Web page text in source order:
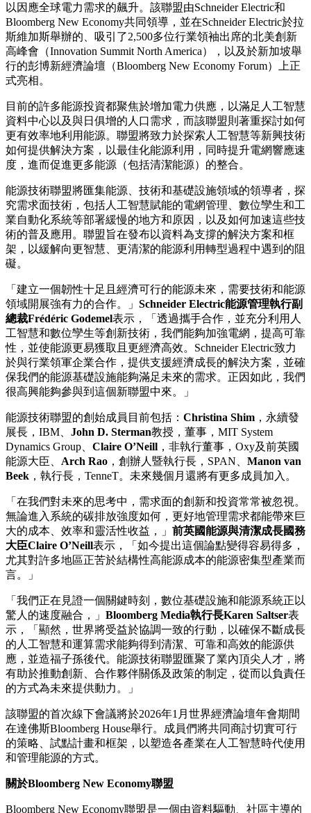
以因應全球電力需求的飆升。該聯盟由Schneider Electric和
Bloomberg New Economy共同領導，並在Schneider Electric於拉
斯維加斯舉辦的、吸引了2,500多位行業領袖出席的北美創新
高峰會（Innovation Summit North America），以及於新加坡舉
行的彭博新經濟論壇（Bloomberg New Economy Forum）上正
式亮相。
目前的許多能源投資都聚焦於增加電力供應，以滿足人工智慧
資料中心以及與日俱增的人口需求，而該聯盟則著重探討如何
更有效率地利用能源。聯盟將致力於探索人工智慧等新興技術
如何提供解決方案，以最佳化能源利用，同時提升電網響應速
度，進而促進更多能源（包括清潔能源）的整合。
能源技術聯盟將匯集能源、技術和基礎設施領域的領導者，探
究需求面技術，包括人工智慧賦能的電網管理、數位孿生和工
業自動化系統等部署緩慢的地方和原因，以及如何加速這些技
術的普及應用。聯盟旨在發布以資料為支撐的解決方案和框
架，以緩解向更智慧、更清潔的能源利用轉型過程中遇到的阻
礙。
「建立一個韌性十足且經濟可行的能源未來，需要技術和能源
領域開展強有力的合作。」 Schneider Electric能源管理執行副
總裁Frédéric Godemel表示，「透過攜手合作，並充分利用人
工智慧和數位孿生等創新技術，我們能夠加強電網，提高可靠
性，並使能源更易獲取且更經濟高效。Schneider Electric致力
於與行業領軍企業合作，提供支援經濟成長的解決方案，並確
保我們的能源基礎設施能夠滿足未來的需求。正因如此，我們
很高興能夠參與到這個新聯盟中來。」
能源技術聯盟的創始成員目前包括： Christina Shim ，永續發
展長，IBM、 John D. Sterman教授，董事，MIT System
Dynamics Group、 Claire O’Neill ，非執行董事，Oxy及前英國
能源大臣、 Arch Rao ，創辦人暨執行長，SPAN、 Manon van
Beek ，執行長，TenneT。未來幾個月還將有更多成員加入。
「在我們對未來的思考中，需求面的創新和投資常常被忽視。
無論進入系統的碳排放強度如何，更好地管理需求都能帶來巨
大的成本、效率和靈活性收益，」 前英國能源與清潔成長國務
大臣Claire O’Neill表示，「如今提出這個論點變得容易得多，
尤其對許多地區正苦於結構性高能源成本的能源密集型產業而
言。」
「我們正在見證一個關鍵時刻，數位基礎設施和能源系統正以
驚人的速度融合，」 Bloomberg Media執行長Karen Saltser表
示，「顯然，世界將受益於協調一致的行動，以確保不斷成長
的人工智慧和運算需求能夠得到清潔、可靠和高效的能源供
應，並造福子孫後代。能源技術聯盟匯聚了業內頂尖人才，將
有助於推動創新、合作夥伴關係及政策的制定，從而以負責任
的方式為未來提供動力。」
該聯盟的首次線下會議將於2026年1月世界經濟論壇年會期間
在達佛斯Bloomberg House舉行。成員們將共同商討切實可行
的策略、試點計畫和框架，以塑造各產業在人工智慧時代使用
和管理能源的方式。
關於Bloomberg New Economy聯盟
Bloomberg New Economy聯盟是一個由資料驅動、社區主導的